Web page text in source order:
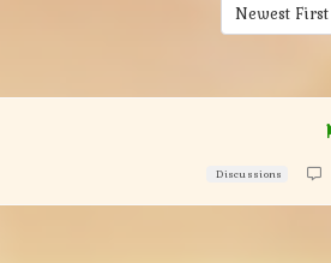
Newest First
Discussions